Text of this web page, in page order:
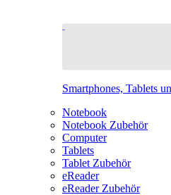
Smartphones, Tablets
Notebook
Notebook Zubehör
Computer
Tablets
Tablet Zubehör
eReader
eReader Zubehör